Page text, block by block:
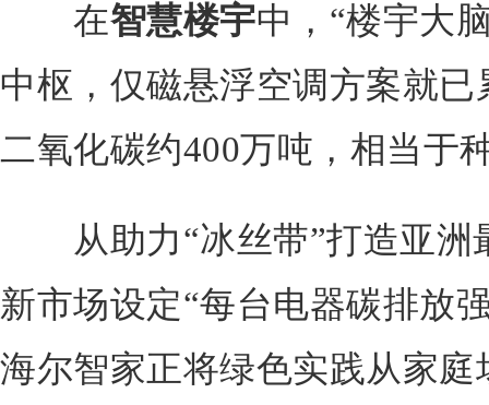
在智慧楼宇中，“楼宇大
中枢，仅磁悬浮空调方案就
二氧化碳约400万吨，相当于
从助力“冰丝带”打造亚洲
新市场设定“每台电器碳排放
海尔智家正将绿色实践从家